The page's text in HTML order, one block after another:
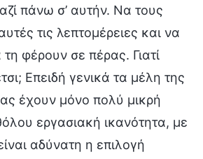
πάνω σ’ αυτήν. Να τους
τις λεπτομέρειες και να
φέρουν σε πέρας. Γιατί
Επειδή γενικά τα μέλη της
έχουν μόνο πολύ μικρή
εργασιακή ικανότητα, με
αδύνατη η επιλογή